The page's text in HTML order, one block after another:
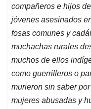
compañeros e hijos
jóvenes asesinados
fosas comunes y
muchachas rurales
muchos de ellos
como guerrilleros o
murieron sin saber
mujeres abusadas y